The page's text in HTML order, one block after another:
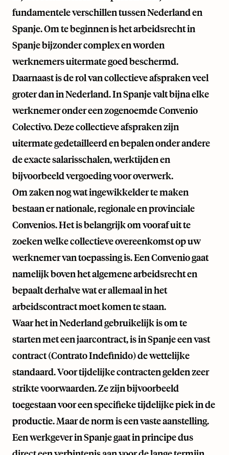
fundamentele verschillen tussen Nederland en
Spanje. Om te beginnen is het arbeidsrecht in
Spanje bijzonder complex en worden
werknemers uitermate goed beschermd.
Daarnaast is de rol van collectieve afspraken veel
groter dan in Nederland. In Spanje valt bijna elke
werknemer onder een zogenoemde Convenio
Colectivo. Deze collectieve afspraken zijn
uitermate gedetailleerd en bepalen onder andere
de exacte salarisschalen, werktijden en
bijvoorbeeld vergoeding voor overwerk.
Om zaken nog wat ingewikkelder te maken
bestaan er nationale, regionale en provinciale
Convenios. Het is belangrijk om vooraf uit te
zoeken welke collectieve overeenkomst op uw
werknemer van toepassing is. Een Convenio gaat
namelijk boven het algemene arbeidsrecht en
bepaalt derhalve wat er allemaal in het
arbeidscontract moet komen te staan.
Waar het in Nederland gebruikelijk is om te
starten met een jaarcontract, is in Spanje een vast
contract (Contrato Indefinido) de wettelijke
standaard. Voor tijdelijke contracten gelden zeer
strikte voorwaarden. Ze zijn bijvoorbeeld
toegestaan voor een specifieke tijdelijke piek in de
productie. Maar de norm is een vaste aanstelling.
Een werkgever in Spanje gaat in principe dus